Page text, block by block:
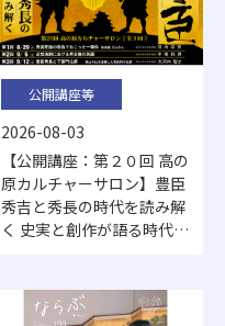
公開講座等
2026-08-03
【公開講座：第２０回 高の
原カルチャーサロン】豊臣
秀吉と秀長の時代を読み解
く 史実と創作が語る時代の